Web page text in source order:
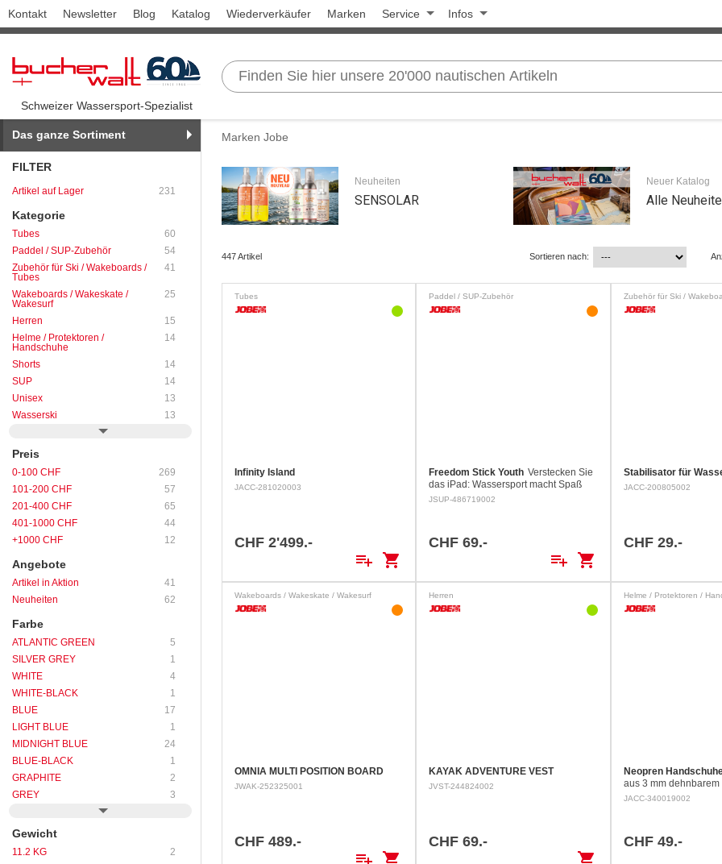
Kontakt Newsletter Blog Katalog Wiederverkäufer Marken Service Infos
Schweizer Wassersport-Spezialist
Das ganze Sortiment
FILTER
Artikel auf Lager 231
Kategorie
Tubes
60
Paddel / SUP-Zubehör
54
Zubehör für Ski / Wakeboards /
Tubes
41
Wakeboards / Wakeskate /
Wakesurf
25
Herren
15
Helme / Protektoren /
Handschuhe
14
Shorts
14
SUP
14
Unisex
13
Wasserski
13
Preis
0-100 CHF
269
101-200 CHF
57
201-400 CHF
65
401-1000 CHF
44
+1000 CHF
12
Angebote
Artikel in Aktion
41
Neuheiten
62
Farbe
ATLANTIC GREEN
5
SILVER GREY
1
WHITE
4
WHITE-BLACK
1
BLUE
17
LIGHT BLUE
1
MIDNIGHT BLUE
24
BLUE-BLACK
1
GRAPHITE
2
GREY
3
Gewicht
11.2 KG
2
Marken Jobe
Neuheiten
SENSOLAR
Neuer Katalog
Alle
447 Artikel Sortieren nach:
Tubes
Infinity Island
JACC-281020003
CHF 2'499.-
playlist_add shopping_cart
Paddel / SUP-Zubehör
Freedom Stick Youth Verstecken Sie
das iPad: Wassersport macht Spaß
und ist gesund für Kinder. Aus unserer
JSUP-486719002
CHF 69.-
playlist_add shopping_cart
Zubehör für Ski /
Stabilisator für
JACC-200805002
CHF 29.-
Wakeboards / Wakeskate / Wakesurf
OMNIA MULTI POSITION BOARD
JWAK-252325001
CHF 489.-
playlist_add shopping_cart
Herren
KAYAK ADVENTURE VEST
JVST-244824002
CHF 69.-
shopping_cart
Helme / Protektoren /
Neopren
aus 3 mm
einen besseren
JACC-340019002
CHF 49.-